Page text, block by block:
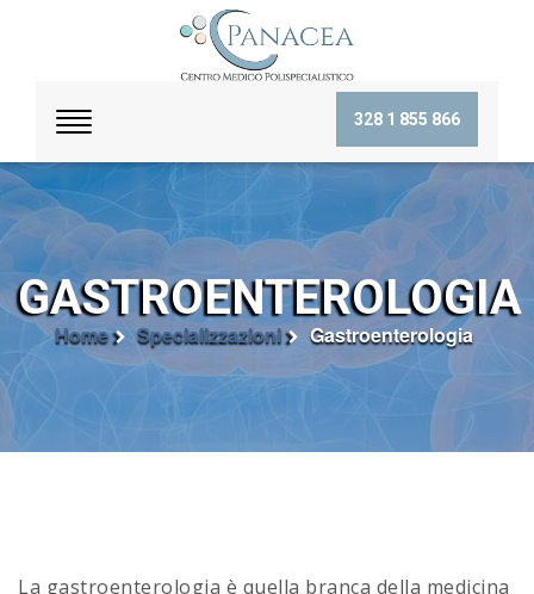
328 1 855 866
GASTROENTEROLOGIA
Home Specializzazioni Gastroenterologia
La gastroenterologia è quella branca della medicina